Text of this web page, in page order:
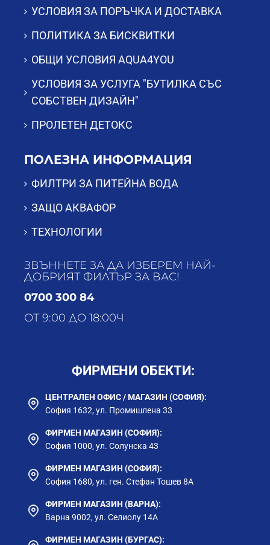
БЛАГОЕВГРАД, ГОЦЕ ДЕЛЧЕВ,
ЗЛАТОГРАД, САМОКОВ, БОТЕВГРАД,
КАРЛОВО, КАЛОФЕР, СОПОТ;
МАДАН, ВЕЛИКО ТЪРНОВО;
АРДИНО, ТРОЯН, ТЕТЕВЕН, ПАЗАРДЖИК;
ГРУПА 4 (С УМЕРЕНО ТВЪРДИ ВОДИ) –
СТАМБОЛОЙСКИ, ПЪРВОМАЙ, СВИЩОВ;
ГРУПА 5 (С МНОГО ТВЪРДИ ВОДИ) –
ЛУКОВИТ, РАЗГРАД, МОНТАНА, ЯМБОЛ,
ПАЗАРДЖИК (В РАЙОНА НА СТАДИОНА);
ГР. ПАЗАРДЖИК ПОПАДА В ДВЕ СТЕПЕНИ
НА ТВЪРДОСТ ПОРАДИ ОСОБЕНОСТИ ВЪВ
ВОДОЗАХРАНВАНЕТО.
УСЛОВИЯ ЗА ПОРЪЧКА И ДОСТАВКА
ПОЛИТИКА ЗА БИСКВИТКИ
ОБЩИ УСЛОВИЯ AQUA4YOU
УСЛОВИЯ ЗА УСЛУГА "БУТИЛКА СЪС
СОБСТВЕН ДИЗАЙН"
ПРОЛЕТЕН ДЕТОКС
ПОЛЕЗНА ИНФОРМАЦИЯ
ФИЛТРИ ЗА ПИТЕЙНА ВОДА
ЗАЩО АКВАФОР
ТЕХНОЛОГИИ
ЗВЪННЕТЕ ЗА ДА ИЗБЕРЕМ НАЙ-
ДОБРИЯТ ФИЛТЪР ЗА ВАС!
0700 300 84
ОТ 9:00 ДО 18:00Ч
ФИРМЕНИ ОБЕКТИ:
ЦЕНТРАЛЕН ОФИС / МАГАЗИН (СОФИЯ):
София 1632, ул. Промишлена 33
ФИРМЕН МАГАЗИН (СОФИЯ):
София 1000, ул. Солунска 43
ФИРМЕН МАГАЗИН (СОФИЯ):
София 1680, ул. ген. Стефан Тошев 8А
ФИРМЕН МАГАЗИН (ВАРНА):
Варна 9002, ул. Селиолу 14А
ФИРМЕН МАГАЗИН (БУРГАС):